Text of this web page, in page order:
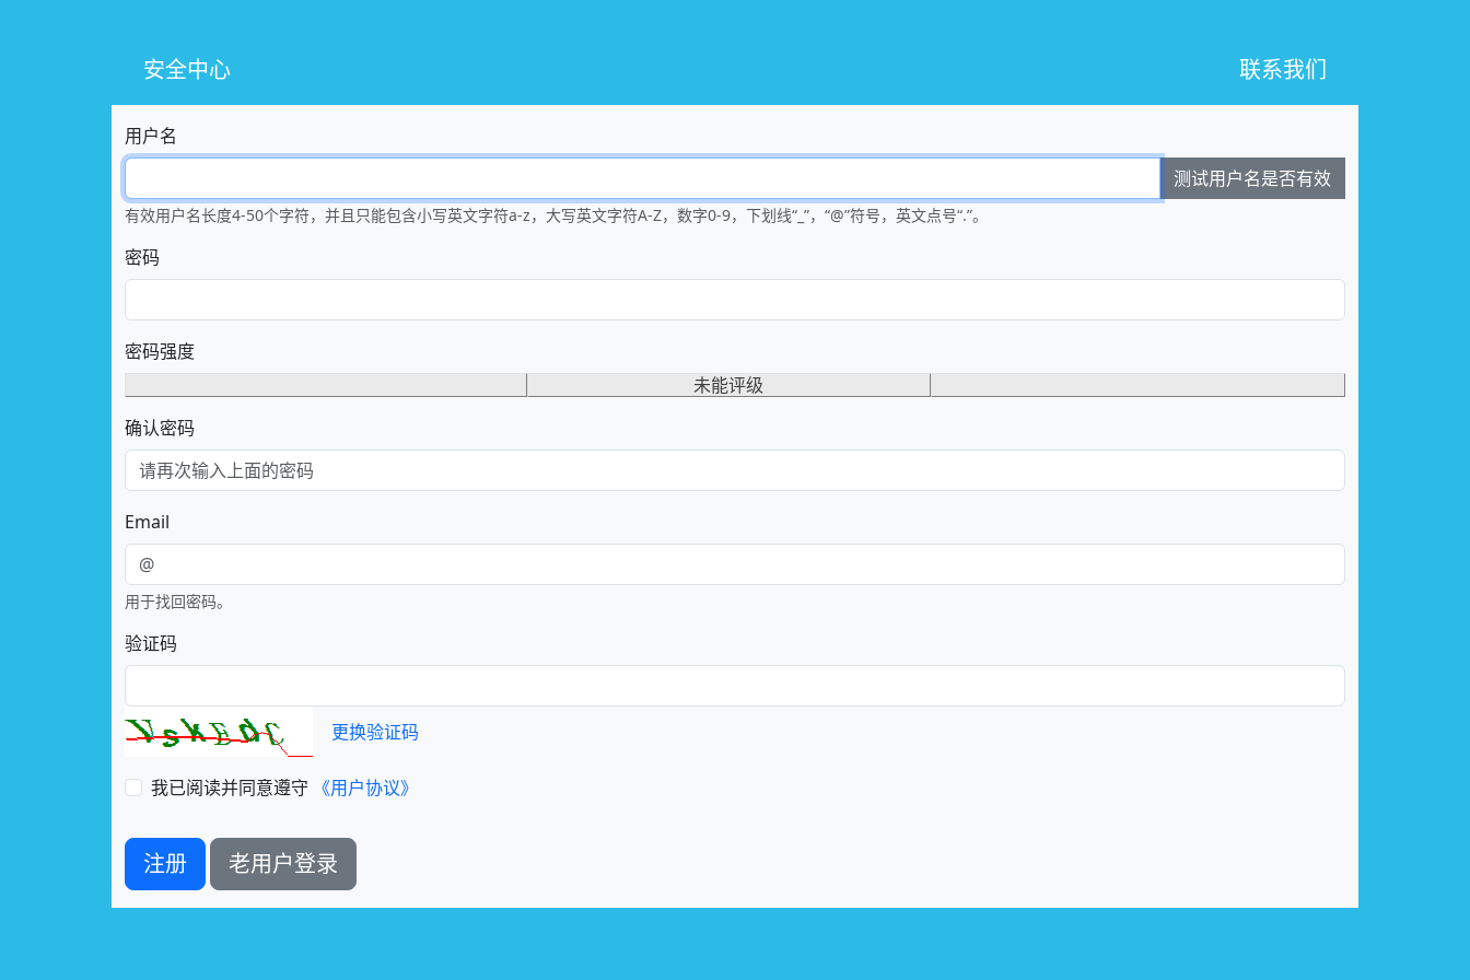
安全中心 联系我们
用户名
测试用户名是否有效
有效用户名长度4-50个字符，并且只能包含小写英文字符a-z，大写英文字符A-Z，数字0-9，下划线“_”，“@”符号，英文点号“.”。
密码
密码强度
未能评级
确认密码
Email
用于找回密码。
验证码
更换验证码
我已阅读并同意遵守 《用户协议》
注册 老用户登录